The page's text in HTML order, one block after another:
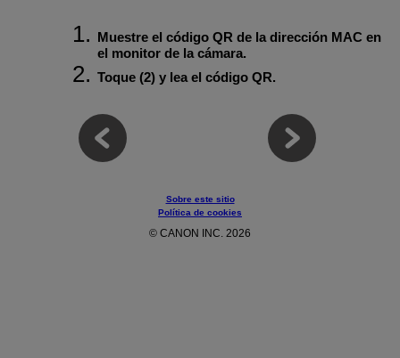
Muestre el código QR de la dirección MAC en
el monitor de la cámara.
Toque (2) y lea el código QR.
Sobre este sitio
Política de cookies
© CANON INC. 2026